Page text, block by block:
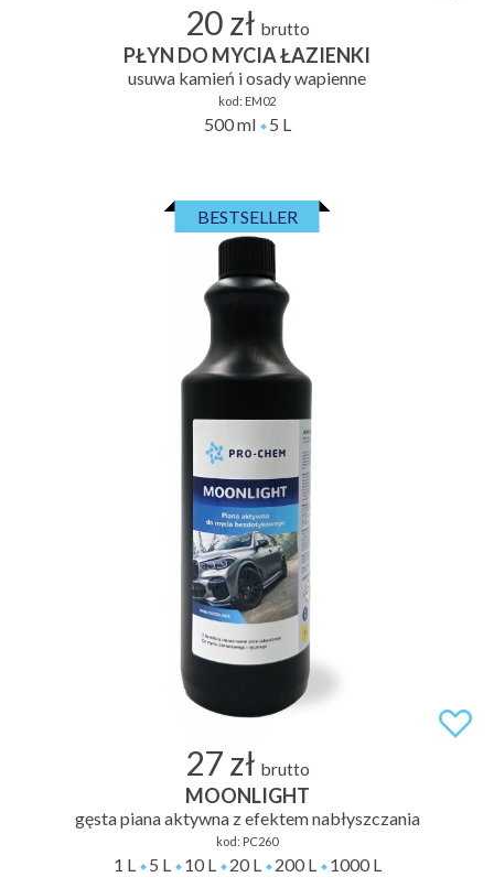
20 zł brutto
PŁYN DO MYCIA ŁAZIENKI
usuwa kamień i osady wapienne
kod: EM02
500 ml 5 L
BESTSELLER
27 zł brutto
MOONLIGHT
gęsta piana aktywna z efektem nabłyszczania
kod: PC260
1 L 5 L 10 L 20 L 200 L 1000 L